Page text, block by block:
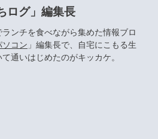
ログ」編集長
ランチを食べながら集めた情報ブロ
ソコン 」編集長で、自宅にこもる生
通いはじめたのがキッカケ。